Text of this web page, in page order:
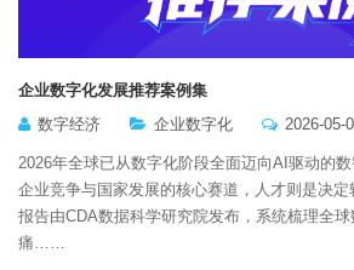
企业数字化发展推荐案例集
数字经济
企业数字化 2026-05-
2026年全球已从数字化阶段全面迈向AI驱动的
企业竞争与国家发展的核心赛道，人才则是决
报告由CDA数据科学研究院发布，系统梳理全
痛……